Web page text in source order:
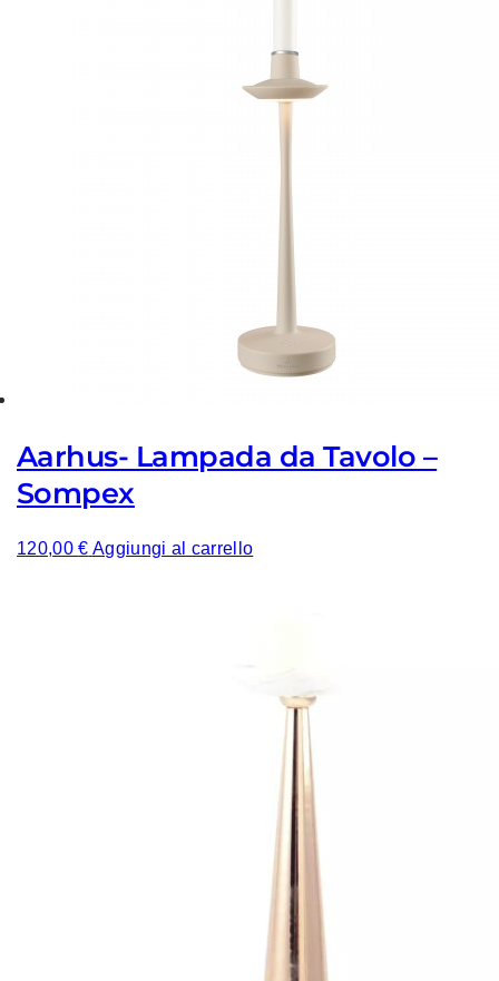
Aarhus- Lampada da Tavolo –
Sompex
120,00€ Aggiungi al carrello